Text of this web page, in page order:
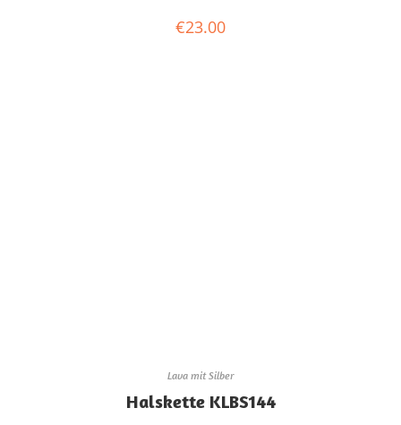
€23.00
Lava mit Silber
Halskette KLBS144